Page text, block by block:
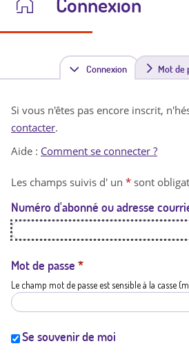
Connexion(
n
t
a
t
i
Mot de
Si vous n'êtes pas encore inscrit,
contacter.
Aide : Comment se connecter ?
Les champs suivis d' un * sont
Numéro d'abonné ou adresse
Mot de passe *
Le champ mot de passe est sensible à la casse
Se souvenir de moi